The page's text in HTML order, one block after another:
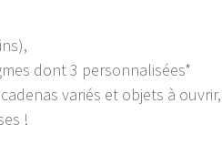
dont 3 personnalisées*
variés et objets à ouvrir,
!